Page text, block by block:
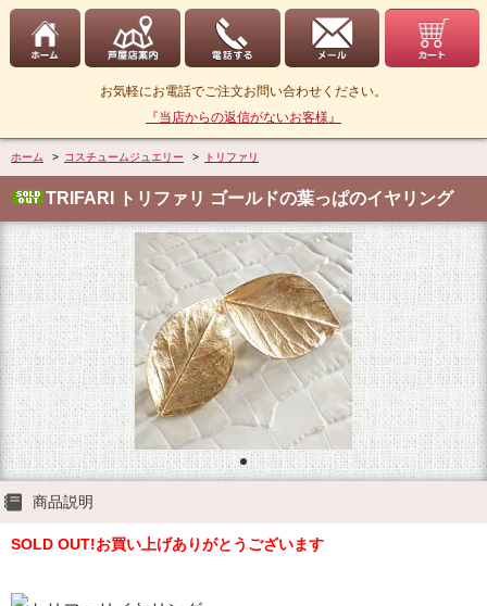
お気軽にお電話でご注文お問い合わせください。
『当店からの返信がないお客様』
ホーム > コスチュームジュエリー > トリファリ
TRIFARI トリファリ ゴールドの葉っぱのイヤリング
商品説明
SOLD OUT!お買い上げありがとうございます